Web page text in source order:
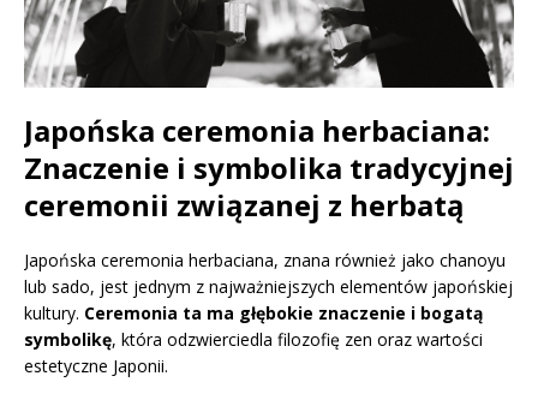
Japońska ceremonia herbaciana:
Znaczenie i symbolika tradycyjnej
ceremonii związanej z herbatą
Japońska ceremonia herbaciana, znana również jako chanoyu
lub sado, jest jednym z najważniejszych elementów japońskiej
kultury. Ceremonia ta ma głębokie znaczenie i bogatą
symbolikę, która odzwierciedla filozofię zen oraz wartości
estetyczne Japonii.